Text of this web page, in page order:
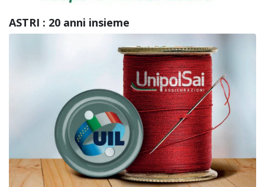
ASTRI : 20 anni insieme